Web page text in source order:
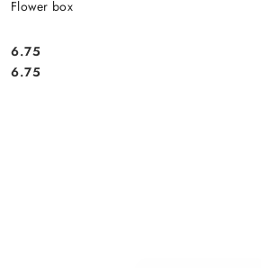
Flower box
Cena:
6.75
Cena:
6.75